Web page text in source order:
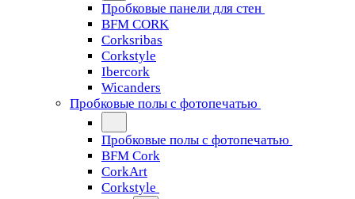
Пробковые панели для стен
BFM CORK
Corksribas
Corkstyle
Ibercork
Wicanders
Пробковые полы с фотопечатью
Пробковые полы с фотопечатью
BFM Cork
CorkArt
Corkstyle